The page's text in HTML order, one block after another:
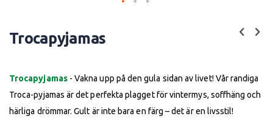
the
images
gallery
Trocapyjamas
Trocapyjamas - Vakna upp på den gula sidan av livet! Vår randiga
Troca-pyjamas är det perfekta plagget för vintermys, soffhäng och
härliga drömmar. Gult är inte bara en färg – det är en livsstil!